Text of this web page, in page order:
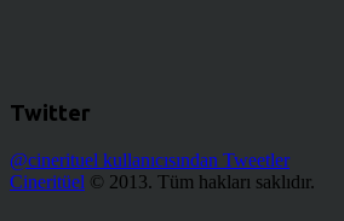
Twitter
@cinerituel kullanıcısından Tweetler
Cineritüel © 2013. Tüm hakları saklıdır.